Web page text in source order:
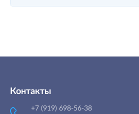
Контакты
+7 (919) 698-56-38